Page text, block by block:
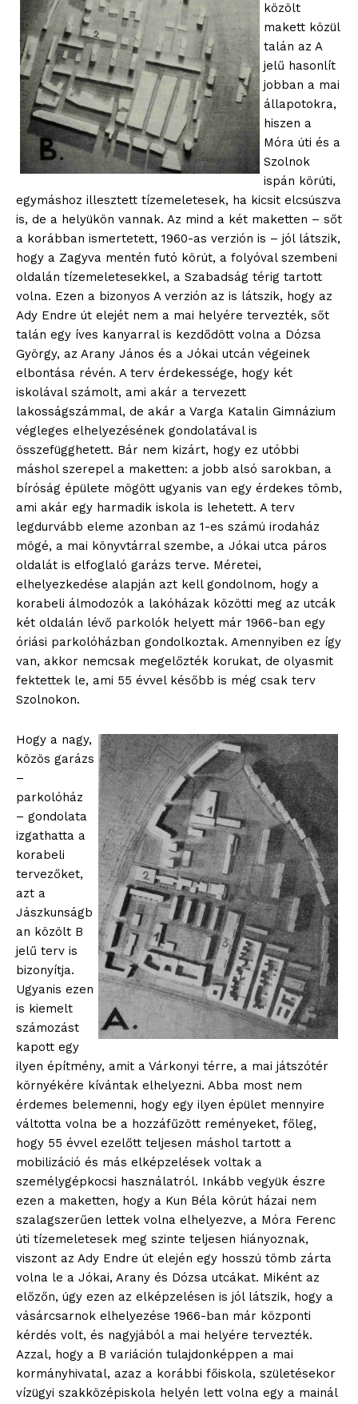
blogSZOLNOK
szubjektív élményportál
közölt
makett közül
talán az A
jelű hasonlít
jobban a mai
állapotokra,
hiszen a
Móra úti és a
Szolnok
ispán körúti,
egymáshoz illesztett tízemeletesek, ha kicsit elcsúszva
is, de a helyükön vannak. Az mind a két maketten – sőt
a korábban ismertetett, 1960-as verzión is – jól látszik,
hogy a Zagyva mentén futó körút, a folyóval szembeni
oldalán tízemeletesekkel, a Szabadság térig tartott
volna. Ezen a bizonyos A verzión az is látszik, hogy az
Ady Endre út elejét nem a mai helyére tervezték, sőt
talán egy íves kanyarral is kezdődött volna a Dózsa
György, az Arany János és a Jókai utcán végeinek
elbontása révén. A terv érdekessége, hogy két
iskolával számolt, ami akár a tervezett
lakosságszámmal, de akár a Varga Katalin Gimnázium
végleges elhelyezésének gondolatával is
összefügghetett. Bár nem kizárt, hogy ez utóbbi
máshol szerepel a maketten: a jobb alsó sarokban, a
bíróság épülete mögött ugyanis van egy érdekes tömb,
ami akár egy harmadik iskola is lehetett. A terv
legdurvább eleme azonban az 1-es számú irodaház
mögé, a mai könyvtárral szembe, a Jókai utca páros
oldalát is elfoglaló garázs terve. Méretei,
elhelyezkedése alapján azt kell gondolnom, hogy a
korabeli álmodozók a lakóházak közötti meg az utcák
két oldalán lévő parkolók helyett már 1966-ban egy
óriási parkolóházban gondolkoztak. Amennyiben ez így
van, akkor nemcsak megelőzték korukat, de olyasmit
fektettek le, ami 55 évvel később is még csak terv
Szolnokon.
Hogy a nagy,
közös garázs
–
parkolóház
– gondolata
izgathatta a
korabeli
tervezőket,
azt a
Jászkunságb
an közölt B
jelű terv is
bizonyítja.
Ugyanis ezen
is kiemelt
számozást
kapott egy
ilyen építmény, amit a Várkonyi térre, a mai játszótér
környékére kívántak elhelyezni. Abba most nem
érdemes belemenni, hogy egy ilyen épület mennyire
váltotta volna be a hozzáfűzött reményeket, főleg,
hogy 55 évvel ezelőtt teljesen máshol tartott a
mobilizáció és más elképzelések voltak a
személygépkocsi használatról. Inkább vegyük észre
ezen a maketten, hogy a Kun Béla körút házai nem
szalagszerűen lettek volna elhelyezve, a Móra Ferenc
úti tízemeletesek meg szinte teljesen hiányoznak,
viszont az Ady Endre út elején egy hosszú tömb zárta
volna le a Jókai, Arany és Dózsa utcákat. Miként az
előzőn, úgy ezen az elképzelésen is jól látszik, hogy a
vásárcsarnok elhelyezése 1966-ban már központi
kérdés volt, és nagyjából a mai helyére tervezték.
Azzal, hogy a B variáción tulajdonképpen a mai
kormányhivatal, azaz a korábbi főiskola, születésekor
vízügyi szakközépiskola helyén lett volna egy a mainál